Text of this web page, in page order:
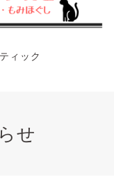
ィック
せ